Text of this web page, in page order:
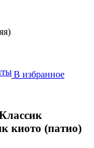
В избранное
киото (патио)